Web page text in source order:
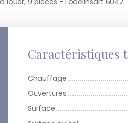
louer, 9 pièces - Lodelinsart 6042
Caractéristiques
Chauffage
Ouvertures
Surface